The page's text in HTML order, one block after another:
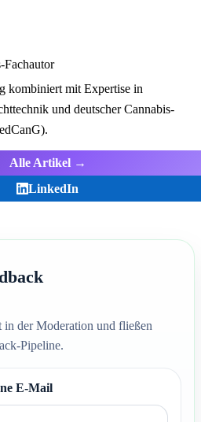
Fachautor
kombiniert mit Expertise in
und deutscher Cannabis-
Alle Artikel →
LinkedIn
in der Moderation und fließen
Pipeline.
E-Mail